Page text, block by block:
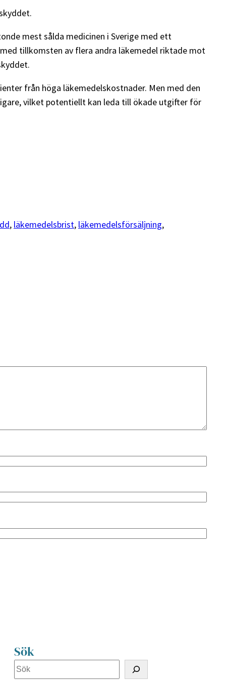
mest sålda medicinen i Sverige med ett
tillkomsten av flera andra läkemedel riktade mot
från höga läkemedelskostnader. Men med den
vilket potentiellt kan leda till ökade utgifter för
, läkemedelsbrist, läkemedelsförsäljning
Sök
S